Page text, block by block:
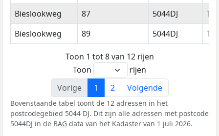
Bieslookweg
87 5044DJ
Bieslookweg
89 5044DJ
Toon 1 tot 8 van 12 rijen
Toon
rijen
Vorige
1 2 Volgende
Bovenstaande tabel toont de 12 adressen in het
postcodegebied 5044 DJ. Dit zijn alle adressen met postcode
5044DJ in de BAG data van het Kadaster van 1 juli 2026.